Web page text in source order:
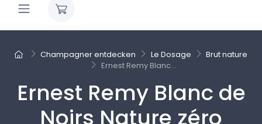
Champagner entdecken Le Dosage
Brut nature
Ernest Remy Blanc...
Ernest Remy Blanc de
Noirs Nature zéro